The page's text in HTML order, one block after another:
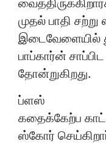
முதல் பாதி
இடைவேளையில்
பாப்கார்ன்
தோன்றுகிறது.
ப்ளஸ்
கதைக்கேற்ப
ஸ்கோர்